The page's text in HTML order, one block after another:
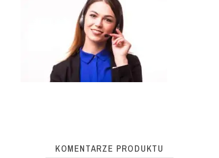
KOMENTARZE PRODUKTU